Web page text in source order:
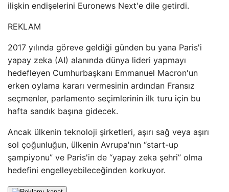
ilişkin endişelerini Euronews Next'e dile getirdi.
REKLAM
2017 yılında göreve geldiği günden bu yana Paris'i
yapay zeka (AI) alanında dünya lideri yapmayı
hedefleyen Cumhurbaşkanı Emmanuel Macron'un
erken oylama kararı vermesinin ardından Fransız
seçmenler, parlamento seçimlerinin ilk turu için bu
hafta sandık başına gidecek.
Ancak ülkenin teknoloji şirketleri, aşırı sağ veya aşırı
sol çoğunluğun, ülkenin Avrupa'nın “start-up
şampiyonu” ve Paris'in de “yapay zeka şehri” olma
hedefini engelleyebileceğinden korkuyor.